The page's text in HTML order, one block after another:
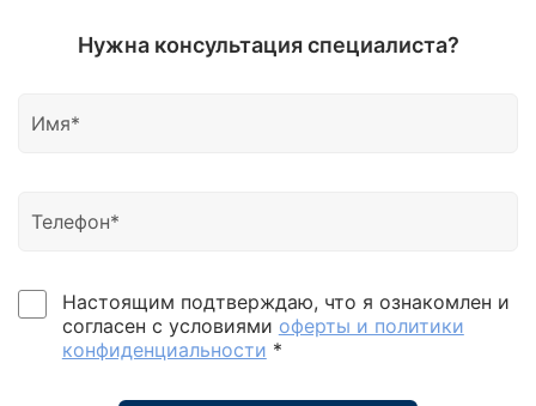
Нужна консультация специалиста?
Настоящим подтверждаю, что я ознакомлен и
согласен с условиями оферты и политики
конфиденциальности *